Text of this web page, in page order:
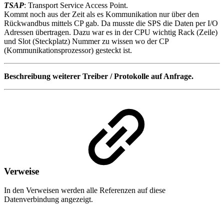
TSAP: Transport Service Access Point.
Kommt noch aus der Zeit als es Kommunikation nur über den
Rückwandbus mittels CP gab. Da musste die SPS die Daten per I/O
Adressen übertragen. Dazu war es in der CPU wichtig Rack (Zeile)
und Slot (Steckplatz) Nummer zu wissen wo der CP
(Kommunikationsprozessor) gesteckt ist.
Beschreibung weiterer Treiber / Protokolle auf Anfrage.
Verweise
In den Verweisen werden alle Referenzen auf diese
Datenverbindung angezeigt.